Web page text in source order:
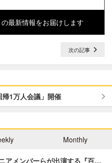
最新情報をお届けします
次の記事
1万人会議」開催
Monthly
アメンバーらが出演する『百…